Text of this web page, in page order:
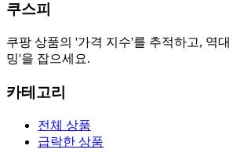
쿠스피
쿠팡 상품의 '가격 지수'를 추적하고, 역대
밍'을 잡으세요.
카테고리
전체 상품
급락한 상품